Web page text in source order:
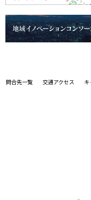
問合先一覧 交通アクセス